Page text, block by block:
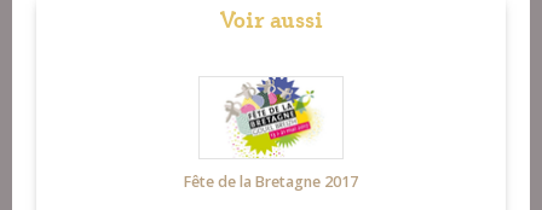
Voir aussi
Fête de la Bretagne 2017